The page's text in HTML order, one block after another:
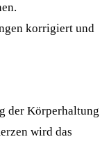
korrigiert und
der Körperhaltung
wird das